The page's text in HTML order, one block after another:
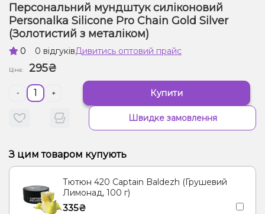
Персональний мундштук силіконовий
Personalka Silicone Pro Chain Gold Silver
(Золотистий з металіком)
0 0 відгуківДивитись оптовий прайс
Ціна: 295₴
- + Купити
Швидке замовлення
З цим товаром купують
Тютюн 420 Captain Baldezh (Грушевий
Лимонад, 100 г)
335₴